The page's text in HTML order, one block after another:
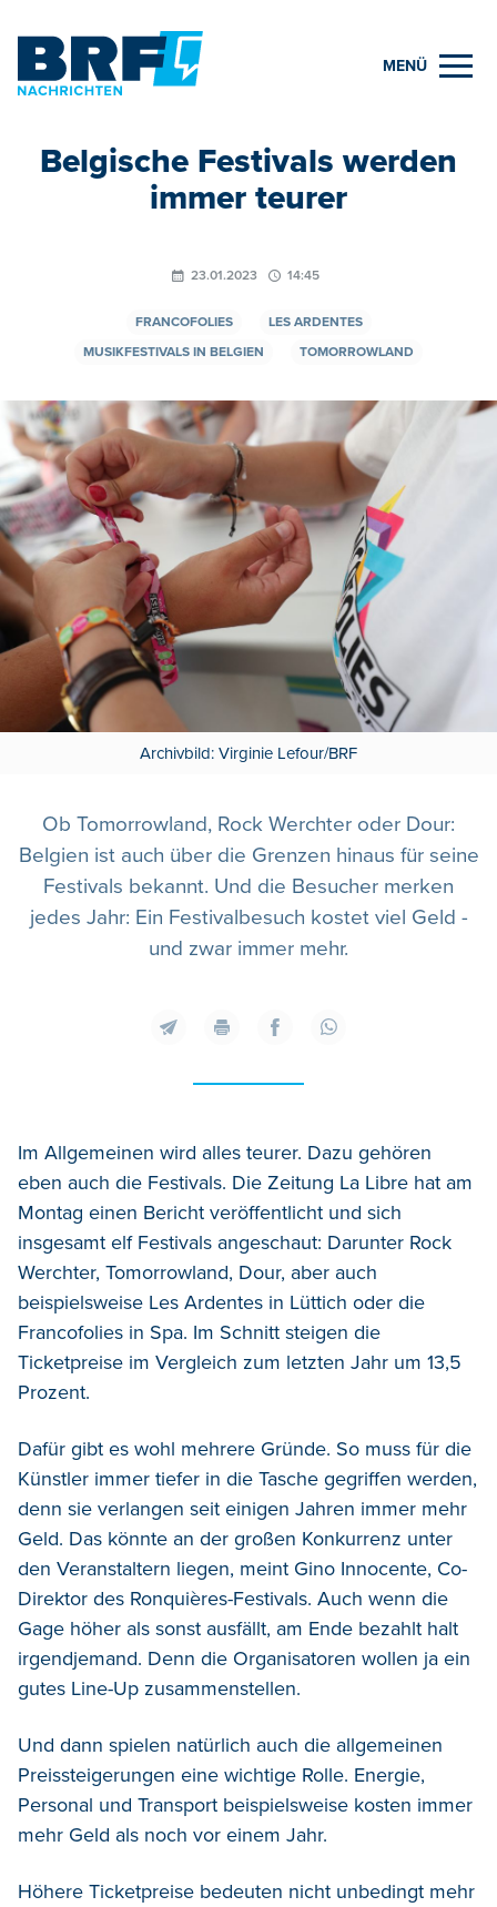
MENÜ
Belgische Festivals werden
immer teurer
23.01.2023 14:45
FRANCOFOLIES
LES ARDENTES
MUSIKFESTIVALS IN BELGIEN
TOMORROWLAND
Archivbild: Virginie Lefour/BRF
Ob Tomorrowland, Rock Werchter oder Dour:
Belgien ist auch über die Grenzen hinaus für seine
Festivals bekannt. Und die Besucher merken
jedes Jahr: Ein Festivalbesuch kostet viel Geld -
und zwar immer mehr.
Im Allgemeinen wird alles teurer. Dazu gehören
eben auch die Festivals. Die Zeitung La Libre hat am
Montag einen Bericht veröffentlicht und sich
insgesamt elf Festivals angeschaut: Darunter Rock
Werchter, Tomorrowland, Dour, aber auch
beispielsweise Les Ardentes in Lüttich oder die
Francofolies in Spa. Im Schnitt steigen die
Ticketpreise im Vergleich zum letzten Jahr um 13,5
Prozent.
Dafür gibt es wohl mehrere Gründe. So muss für die
Künstler immer tiefer in die Tasche gegriffen werden,
denn sie verlangen seit einigen Jahren immer mehr
Geld. Das könnte an der großen Konkurrenz unter
den Veranstaltern liegen, meint Gino Innocente, Co-
Direktor des Ronquières-Festivals. Auch wenn die
Gage höher als sonst ausfällt, am Ende bezahlt halt
irgendjemand. Denn die Organisatoren wollen ja ein
gutes Line-Up zusammenstellen.
Und dann spielen natürlich auch die allgemeinen
Preissteigerungen eine wichtige Rolle. Energie,
Personal und Transport beispielsweise kosten immer
mehr Geld als noch vor einem Jahr.
Höhere Ticketpreise bedeuten nicht unbedingt mehr